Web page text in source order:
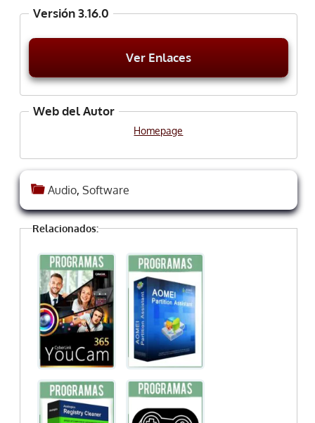
Versión 3.16.0
Ver Enlaces
Web del Autor
Homepage
Audio, Software
Relacionados: